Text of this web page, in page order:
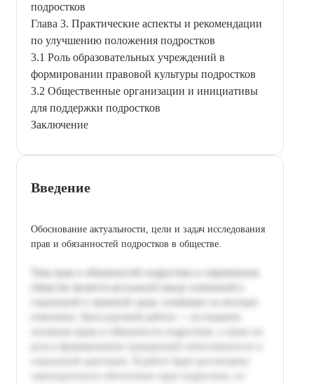
подростков
Глава 3. Практические аспекты и рекомендации
по улучшению положения подростков
3.1 Роль образовательных учреждений в
формировании правовой культуры подростков
3.2 Общественные организации и инициативы
для поддержки подростков
Заключение
Введение
Обоснование актуальности, цели и задач исследования
прав и обязанностей подростков в обществе.